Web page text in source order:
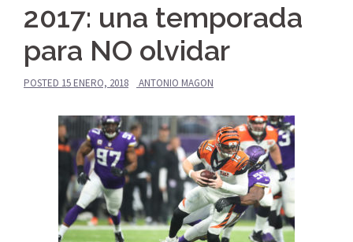
2017: una temporada
para NO olvidar
POSTED 15 ENERO, 2018 ANTONIO MAGON